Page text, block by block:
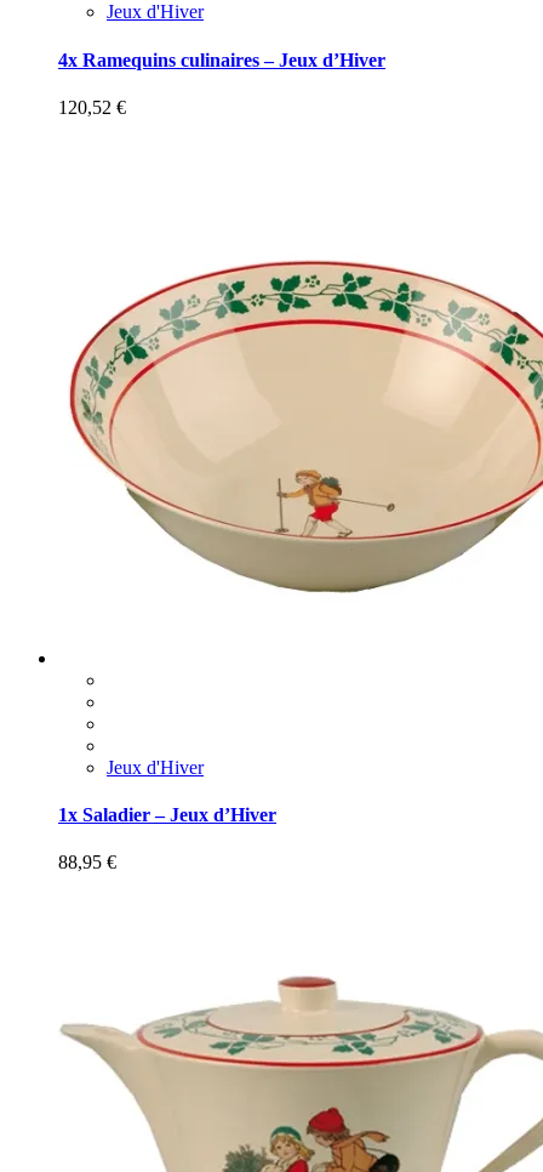
Jeux d'Hiver
4x Ramequins culinaires – Jeux d’Hiver
120,52 €
Jeux d'Hiver
1x Saladier – Jeux d’Hiver
88,95 €